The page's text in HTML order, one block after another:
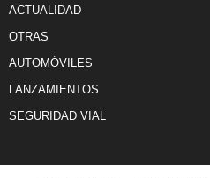
ACTUALIDAD
OTRAS
AUTOMÓVILES
LANZAMIENTOS
SEGURIDAD VIAL